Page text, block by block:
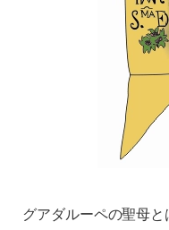
グアダルーペの聖母